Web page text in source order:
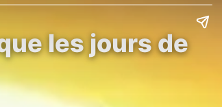
les jours de